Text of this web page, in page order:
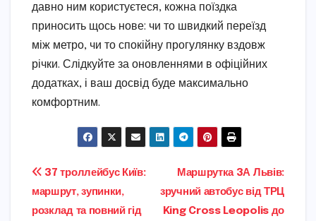
давно ним користуєтеся, кожна поїздка
приносить щось нове: чи то швидкий переїзд
між метро, чи то спокійну прогулянку вздовж
річки. Слідкуйте за оновленнями в офіційних
додатках, і ваш досвід буде максимально
комфортним.
Навігація
записів
Маршрутка 3А Львів:
зручний автобус від ТРЦ
King Cross Leopolis до
37 троллейбус Київ:
маршрут, зупинки,
розклад та повний гід